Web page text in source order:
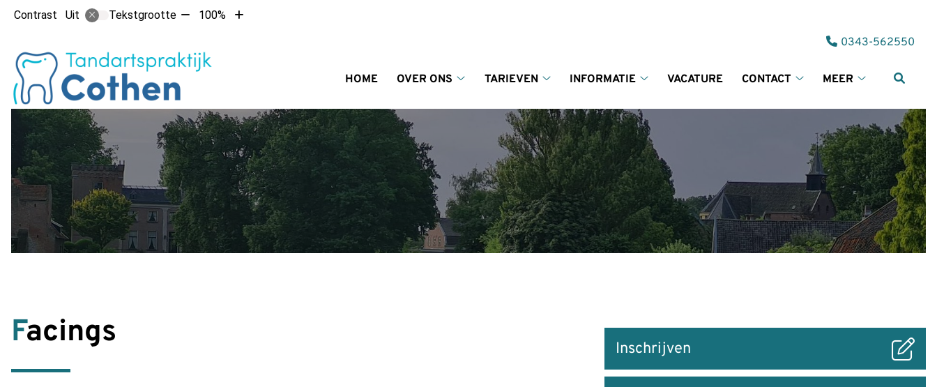
Contrast Uit Tekstgrootte Tekst
10%
100%
Tekst
HOME
OVER ONS
ons
submenu
TARIEVEN
submenu
INFORMATIE
submenu
VACATURE
CONTACT
submenu
MEER
submenu
Tel:
0343-562550
Facings
naar
Inschrijven